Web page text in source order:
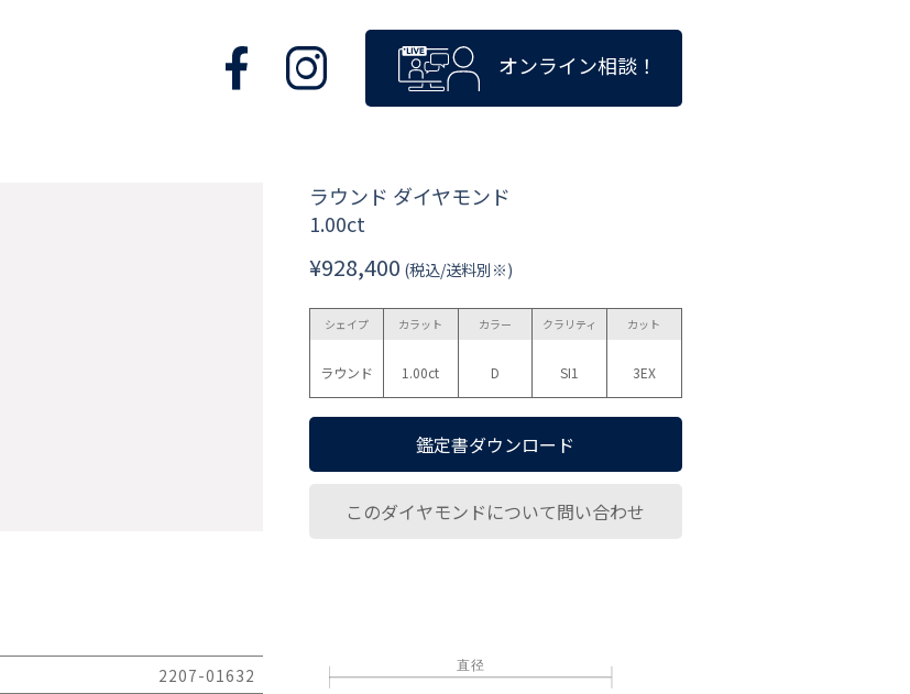
オンライン相談！
ラウンド ダイヤモンド
1.00ct
¥928,400 (税込/送料別※)
シェイプ
ラウンド
カラット
1.00ct
カラー
D
クラリティ
SI1
カット
3EX
鑑定書ダウンロード
このダイヤモンドについて問い合わせ
2207-01632